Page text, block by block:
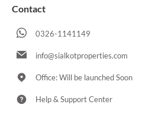
Contact
0326-1141149
info@sialkotproperties.com
Office: Will be launched Soon
Help & Support Center